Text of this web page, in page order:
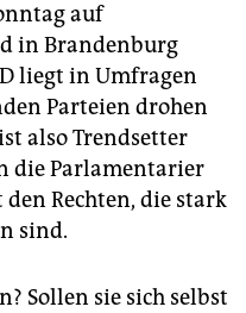
auf
in Brandenburg
liegt in Umfragen
Parteien drohen
also Trendsetter
die Parlamentarier
Rechten, die stark
sind.
Sollen sie sich selbst